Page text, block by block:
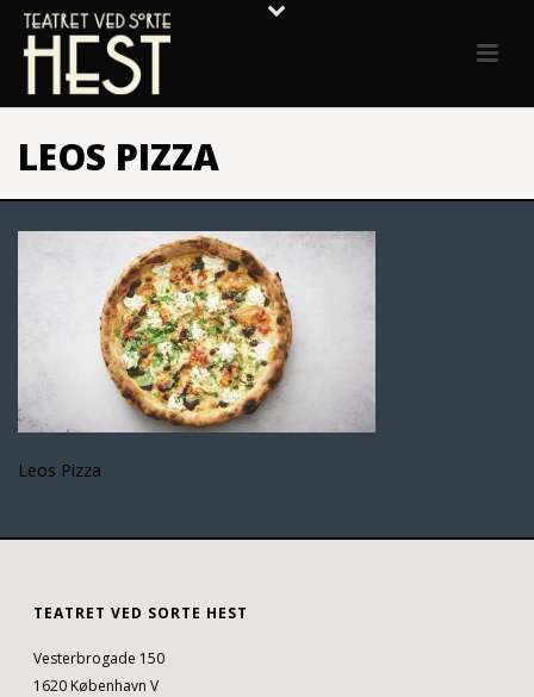
LEOS PIZZA
Leos Pizza
TEATRET VED SORTE HEST
Vesterbrogade 150
1620 København V